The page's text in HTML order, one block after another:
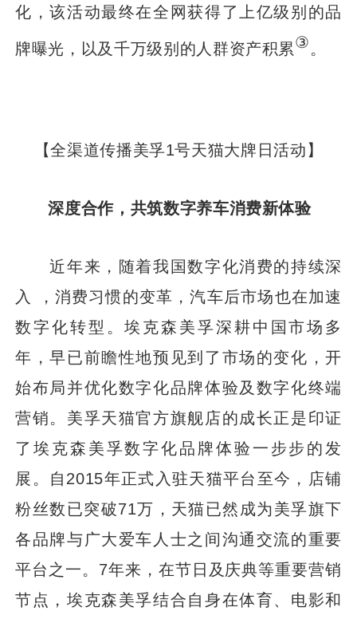
化，该活动最终在全网获得了上亿级别的品
牌曝光，以及千万级别的人群资产积累③。
【全渠道传播美孚1号天猫大牌日活动】
深度合作，共筑数字养车消费新体验
近年来，随着我国数字化消费的持续深
入 ，消费习惯的变革，汽车后市场也在加速
数字化转型。埃克森美孚深耕中国市场多
年，早已前瞻性地预见到了市场的变化，开
始布局并优化数字化品牌体验及数字化终端
营销。美孚天猫官方旗舰店的成长正是印证
了埃克森美孚数字化品牌体验一步步的发
展。自2015年正式入驻天猫平台至今，店铺
粉丝数已突破71万，天猫已然成为美孚旗下
各品牌与广大爱车人士之间沟通交流的重要
平台之一。7年来，在节日及庆典等重要营销
节点，埃克森美孚结合自身在体育、电影和